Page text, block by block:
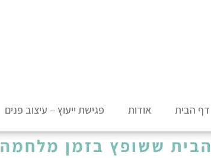
דף הבית אודות פגישת ייעוץ – עיצוב פנים
הבית ששופץ בזמן מלחמה